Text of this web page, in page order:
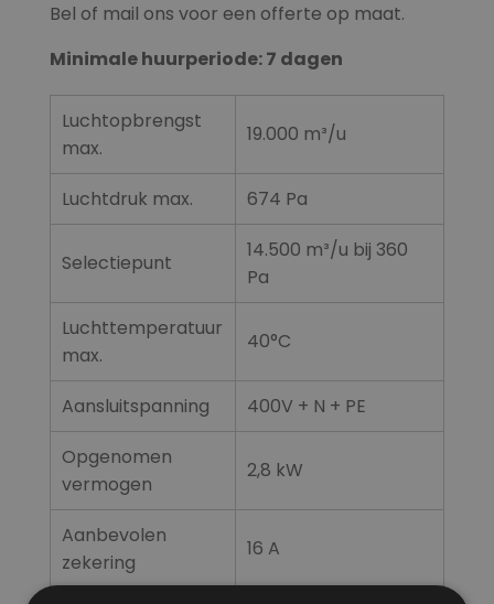
Bel of mail ons voor een offerte op maat.
Minimale huurperiode: 7 dagen
Luchtopbrengst
max.
19.000 m³/u
Luchtdruk max. 674 Pa
Selectiepunt
14.500 m³/u bij 360
Pa
Luchttemperatuur
max.
40°C
Aansluitspanning
400V + N + PE
Opgenomen
vermogen
2,8 kW
Aanbevolen
zekering
16 A